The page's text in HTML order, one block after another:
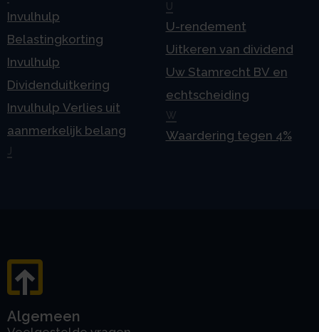
Invulhulp
Belastingkorting
Invulhulp
Dividenduitkering
Invulhulp Verlies uit
aanmerkelijk belang
J
U
U-rendement
Uitkeren van dividend
Uw Stamrecht BV en
echtscheiding
W
Waardering tegen 4%
Algemeen